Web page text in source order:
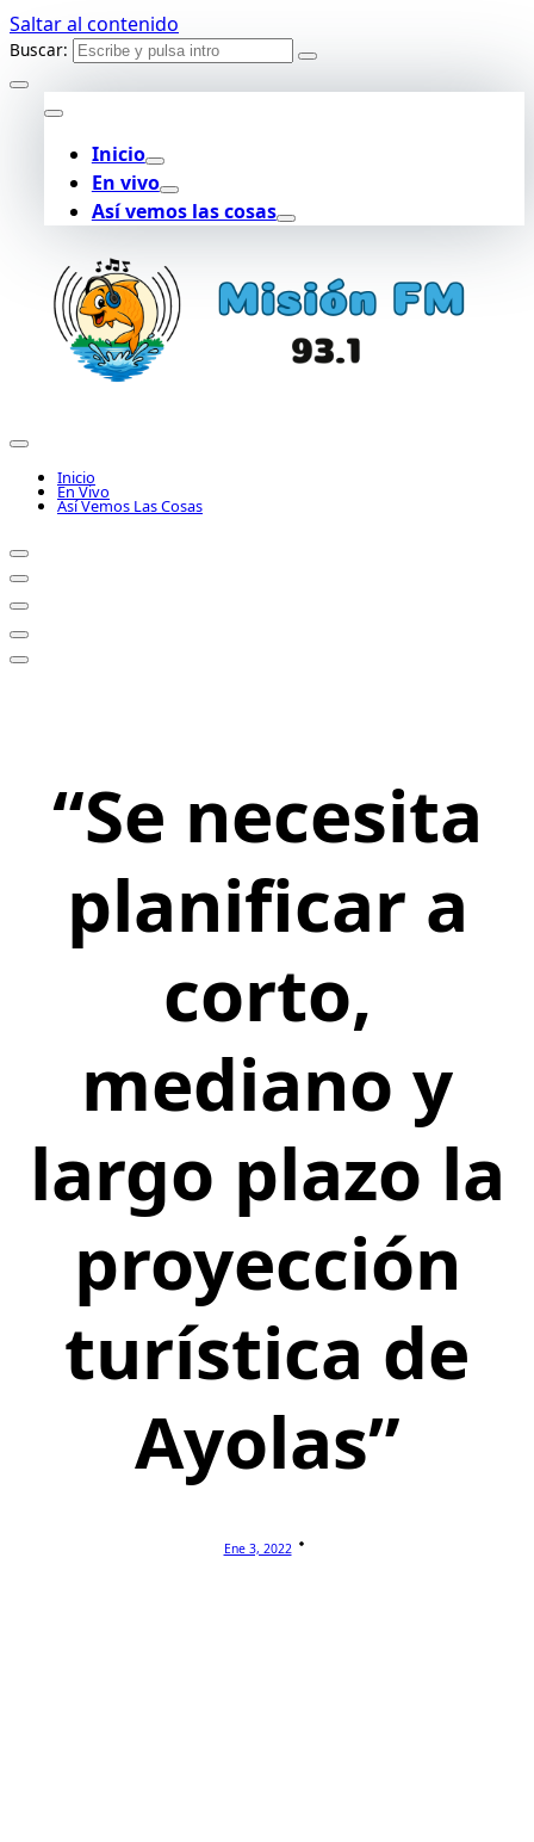
Saltar al contenido
Buscar:
Inicio
En vivo
Así vemos las cosas
Inicio
En Vivo
Así Vemos Las Cosas
“Se necesita
planificar a
corto,
mediano y
largo plazo la
proyección
turística de
Ayolas”
Ene 3, 2022